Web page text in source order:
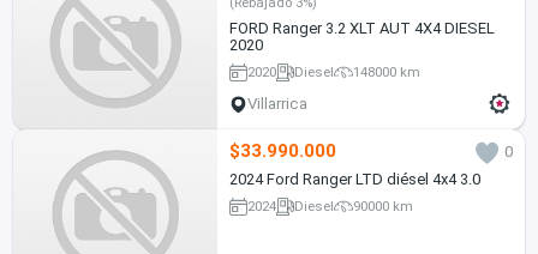
FORD Ranger 3.2 XLT AUT 4X4 DIESEL
2020
2020 Diesel 148000 km
Villarrica
$33.990.000
0
2024 Ford Ranger LTD diésel 4x4 3.0
2024 Diesel 90000 km